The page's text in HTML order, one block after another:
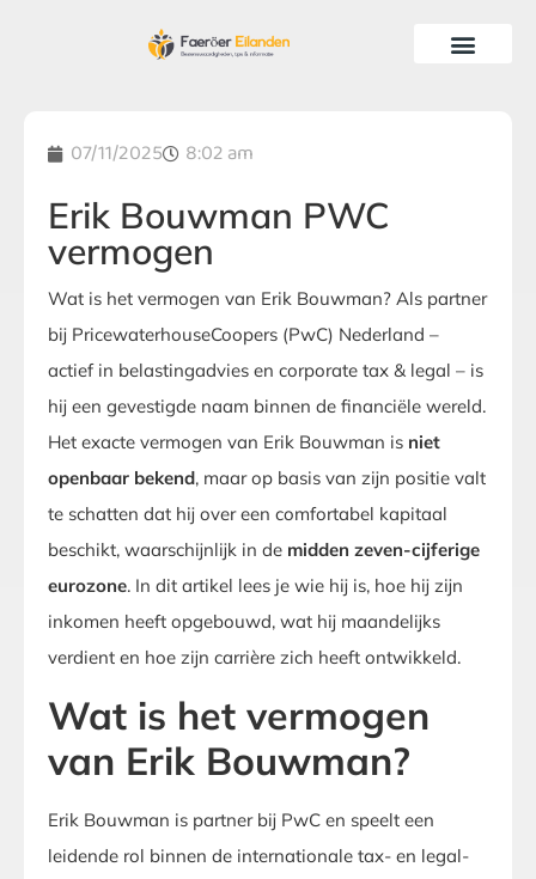
07/11/2025 8:02 am
Erik Bouwman PWC
vermogen
Wat is het vermogen van Erik Bouwman? Als partner
bij PricewaterhouseCoopers (PwC) Nederland –
actief in belastingadvies en corporate tax & legal – is
hij een gevestigde naam binnen de financiële wereld.
Het exacte vermogen van Erik Bouwman is niet
openbaar bekend, maar op basis van zijn positie valt
te schatten dat hij over een comfortabel kapitaal
beschikt, waarschijnlijk in de midden zeven-cijferige
eurozone. In dit artikel lees je wie hij is, hoe hij zijn
inkomen heeft opgebouwd, wat hij maandelijks
verdient en hoe zijn carrière zich heeft ontwikkeld.
Wat is het vermogen
van Erik Bouwman?
Erik Bouwman is partner bij PwC en speelt een
leidende rol binnen de internationale tax- en legal-